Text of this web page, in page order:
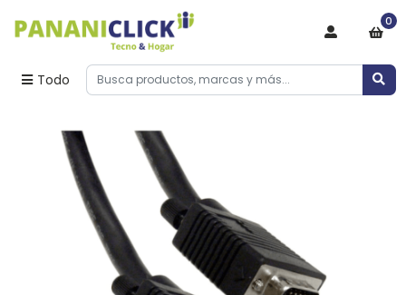
Todo
0